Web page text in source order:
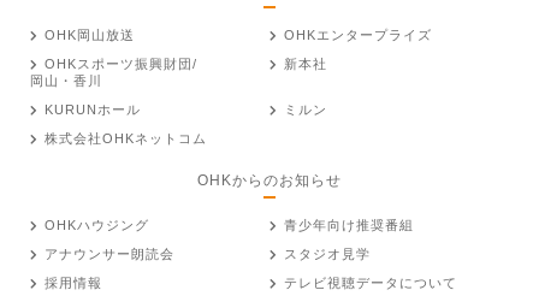
OHK岡山放送
OHKエンタープライズ
OHKスポーツ振興財団/
岡山・香川
新本社
KURUNホール
ミルン
株式会社OHKネットコム
OHKからのお知らせ
OHKハウジング
青少年向け推奨番組
アナウンサー朗読会
スタジオ見学
採用情報
テレビ視聴データについて